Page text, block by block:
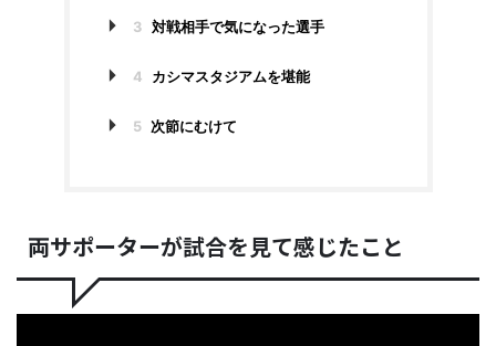
3 対戦相手で気になった選手
4 カシマスタジアムを堪能
5 次節にむけて
両サポーターが試合を見て感じたこと